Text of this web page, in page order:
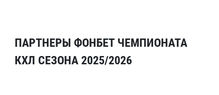
ПАРТНЕРЫ ФОНБЕТ ЧЕМПИОНАТА
КХЛ СЕЗОНА 2025/2026